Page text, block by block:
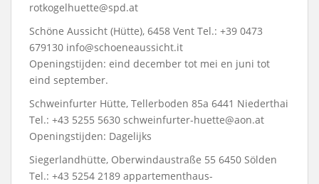
rotkogelhuette@spd.at
Schöne Aussicht (Hütte), 6458 Vent Tel.: +39 0473
679130 info@schoeneaussicht.it
Openingstijden: eind december tot mei en juni tot
eind september.
Schweinfurter Hütte, Tellerboden 85a 6441 Niederthai
Tel.: +43 5255 5630 schweinfurter-huette@aon.at
Openingstijden: Dagelijks
Siegerlandhütte, Oberwindaustraße 55 6450 Sölden
Tel.: +43 5254 2189 appartementhaus-